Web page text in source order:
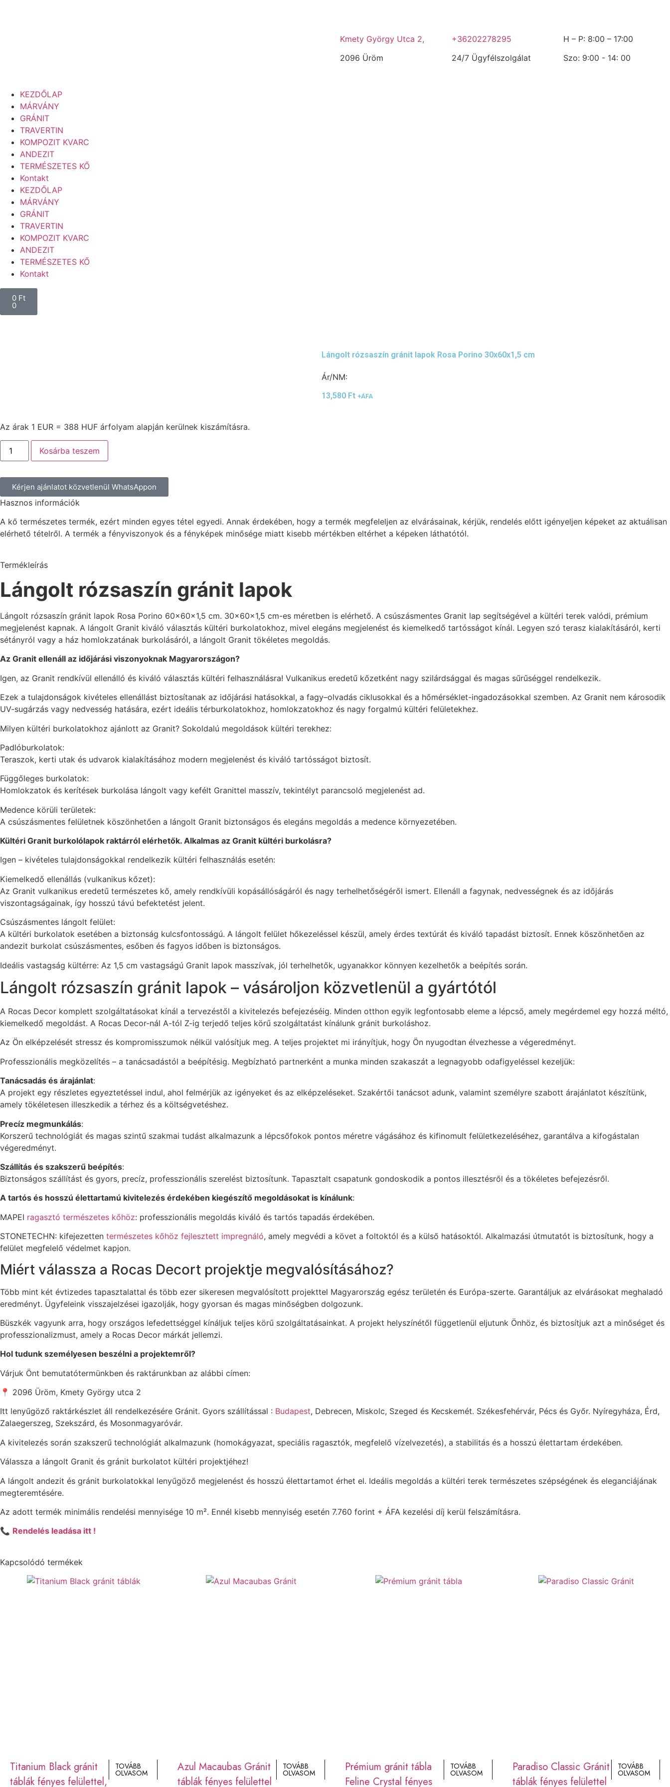
Kmety György Utca 2,
2096 Üröm
+36202278295
24/7 Ügyfélszolgálat
H – P: 8:00 – 17:00
Szo: 9:00 - 14: 00
KEZDŐLAP
MÁRVÁNY
GRÁNIT
TRAVERTIN
KOMPOZIT KVARC
ANDEZIT
TERMÉSZETES KŐ
Kontakt
KEZDŐLAP
MÁRVÁNY
GRÁNIT
TRAVERTIN
KOMPOZIT KVARC
ANDEZIT
TERMÉSZETES KŐ
Kontakt
0 Ft
0
Lángolt rózsaszín gránit lapok Rosa Porino 30x60x1,5 cm
Ár/NM:
13,580 Ft +ÁFA
Az árak 1 EUR = 388 HUF árfolyam alapján kerülnek kiszámításra.
Kosárba teszem
Kérjen ajánlatot közvetlenül WhatsAppon
Hasznos információk
A kő természetes termék, ezért minden egyes tétel egyedi. Annak érdekében, hogy a termék megfeleljen az elvárásainak, kérjük, rendelés előtt igényeljen képeket az aktuálisan
elérhető tételről. A termék a fényviszonyok és a fényképek minősége miatt kisebb mértékben eltérhet a képeken láthatótól.
Termékleírás
Lángolt rózsaszín gránit lapok
Lángolt rózsaszín gránit lapok Rosa Porino 60x60x1,5 cm. 30x60x1,5 cm-es méretben is elérhető. A csúszásmentes Granit lap segítségével a kültéri terek valódi, prémium
megjelenést kapnak. A lángolt Granit kiváló választás kültéri burkolatokhoz, mivel elegáns megjelenést és kiemelkedő tartósságot kínál. Legyen szó terasz kialakításáról, kerti
sétányról vagy a ház homlokzatának burkolásáról, a lángolt Granit tökéletes megoldás.
Az Granit ellenáll az időjárási viszonyoknak Magyarországon?
Igen, az Granit rendkívül ellenálló és kiváló választás kültéri felhasználásra! Vulkanikus eredetű kőzetként nagy szilárdsággal és magas sűrűséggel rendelkezik.
Ezek a tulajdonságok kivételes ellenállást biztosítanak az időjárási hatásokkal, a fagy–olvadás ciklusokkal és a hőmérséklet-ingadozásokkal szemben. Az Granit nem károsodik
UV-sugárzás vagy nedvesség hatására, ezért ideális térburkolatokhoz, homlokzatokhoz és nagy forgalmú kültéri felületekhez.
Milyen kültéri burkolatokhoz ajánlott az Granit? Sokoldalú megoldások kültéri terekhez:
Padlóburkolatok:
Teraszok, kerti utak és udvarok kialakításához modern megjelenést és kiváló tartósságot biztosít.
Függőleges burkolatok:
Homlokzatok és kerítések burkolása lángolt vagy kefélt Granittel masszív, tekintélyt parancsoló megjelenést ad.
Medence körüli területek:
A csúszásmentes felületnek köszönhetően a lángolt Granit biztonságos és elegáns megoldás a medence környezetében.
Kültéri Granit burkolólapok raktárról elérhetők. Alkalmas az Granit kültéri burkolásra?
Igen – kivételes tulajdonságokkal rendelkezik kültéri felhasználás esetén:
Kiemelkedő ellenállás (vulkanikus kőzet):
Az Granit vulkanikus eredetű természetes kő, amely rendkívüli kopásállóságáról és nagy terhelhetőségéről ismert. Ellenáll a fagynak, nedvességnek és az időjárás
viszontagságainak, így hosszú távú befektetést jelent.
Csúszásmentes lángolt felület:
A kültéri burkolatok esetében a biztonság kulcsfontosságú. A lángolt felület hőkezeléssel készül, amely érdes textúrát és kiváló tapadást biztosít. Ennek köszönhetően az
andezit burkolat csúszásmentes, esőben és fagyos időben is biztonságos.
Ideális vastagság kültérre: Az 1,5 cm vastagságú Granit lapok masszívak, jól terhelhetők, ugyanakkor könnyen kezelhetők a beépítés során.
Lángolt rózsaszín gránit lapok – vásároljon közvetlenül a gyártótól
A Rocas Decor komplett szolgáltatásokat kínál a tervezéstől a kivitelezés befejezéséig. Minden otthon egyik legfontosabb eleme a lépcső, amely megérdemel egy hozzá méltó,
kiemelkedő megoldást. A Rocas Decor-nál A-tól Z-ig terjedő teljes körű szolgáltatást kínálunk gránit burkoláshoz.
Az Ön elképzelését stressz és kompromisszumok nélkül valósítjuk meg. A teljes projektet mi irányítjuk, hogy Ön nyugodtan élvezhesse a végeredményt.
Professzionális megközelítés – a tanácsadástól a beépítésig. Megbízható partnerként a munka minden szakaszát a legnagyobb odafigyeléssel kezeljük:
Tanácsadás és árajánlat:
A projekt egy részletes egyeztetéssel indul, ahol felmérjük az igényeket és az elképzeléseket. Szakértői tanácsot adunk, valamint személyre szabott árajánlatot készítünk,
amely tökéletesen illeszkedik a térhez és a költségvetéshez.
Precíz megmunkálás:
Korszerű technológiát és magas szintű szakmai tudást alkalmazunk a lépcsőfokok pontos méretre vágásához és kifinomult felületkezeléséhez, garantálva a kifogástalan
végeredményt.
Szállítás és szakszerű beépítés:
Biztonságos szállítást és gyors, precíz, professzionális szerelést biztosítunk. Tapasztalt csapatunk gondoskodik a pontos illesztésről és a tökéletes befejezésről.
A tartós és hosszú élettartamú kivitelezés érdekében kiegészítő megoldásokat is kínálunk:
MAPEI ragasztó természetes kőhöz: professzionális megoldás kiváló és tartós tapadás érdekében.
STONETECHN: kifejezetten természetes kőhöz fejlesztett impregnáló, amely megvédi a követ a foltoktól és a külső hatásoktól. Alkalmazási útmutatót is biztosítunk, hogy a
felület megfelelő védelmet kapjon.
Miért válassza a Rocas Decort projektje megvalósításához?
Több mint két évtizedes tapasztalattal és több ezer sikeresen megvalósított projekttel Magyarország egész területén és Európa-szerte. Garantáljuk az elvárásokat meghaladó
eredményt. Ügyfeleink visszajelzései igazolják, hogy gyorsan és magas minőségben dolgozunk.
Büszkék vagyunk arra, hogy országos lefedettséggel kínáljuk teljes körű szolgáltatásainkat. A projekt helyszínétől függetlenül eljutunk Önhöz, és biztosítjuk azt a minőséget és
professzionalizmust, amely a Rocas Decor márkát jellemzi.
Hol tudunk személyesen beszélni a projektemről?
Várjuk Önt bemutatótermünkben és raktárunkban az alábbi címen:
📍 2096 Üröm, Kmety György utca 2
Itt lenyűgöző raktárkészlet áll rendelkezésére Gránit. Gyors szállítással : Budapest, Debrecen, Miskolc, Szeged és Kecskemét. Székesfehérvár, Pécs és Győr. Nyíregyháza, Érd,
Zalaegerszeg, Szekszárd, és Mosonmagyaróvár.
A kivitelezés során szakszerű technológiát alkalmazunk (homokágyazat, speciális ragasztók, megfelelő vízelvezetés), a stabilitás és a hosszú élettartam érdekében.
Válassza a lángolt Granit és gránit burkolatot kültéri projektjéhez!
A lángolt andezit és gránit burkolatokkal lenyűgöző megjelenést és hosszú élettartamot érhet el. Ideális megoldás a kültéri terek természetes szépségének és eleganciájának
megteremtésére.
Az adott termék minimális rendelési mennyisége 10 m². Ennél kisebb mennyiség esetén 7.760 forint + ÁFA kezelési díj kerül felszámításra.
📞 Rendelés leadása itt !
Kapcsolódó termékek
Titanium Black gránit
táblák fényes felülettel,
TOVÁBB
OLVASOM
Azul Macaubas Gránit
táblák fényes felülettel
TOVÁBB
OLVASOM
Prémium gránit tábla
Feline Crystal fényes
TOVÁBB
OLVASOM
Paradiso Classic Gránit
táblák fényes felülettel
TOVÁBB
OLVASOM